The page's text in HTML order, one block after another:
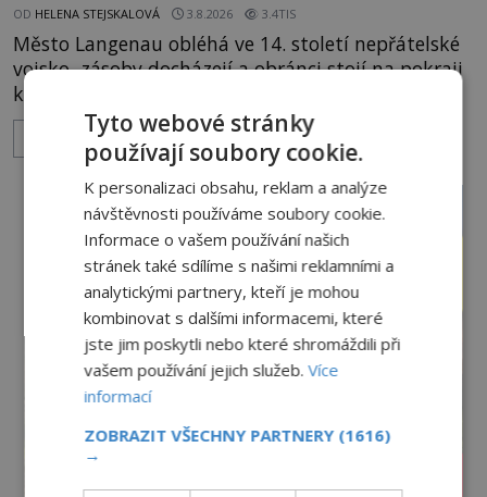
OD HELENA STEJSKALOVÁ 3.8.2026 3.4TIS
Město Langenau obléhá ve 14. století nepřátelské
vojsko, zásoby docházejí a obránci stojí na pokraji
kapitulace. Přesto nakonec zvítězí chytrost nad
hrubou silou. Podle staré německé legendy vypustí
obyvatelé za hradby dobře živeného králíka, aby
nepřítele přesvědčili, že uvnitř města je jídla stále
zásoby a každý den znamená další porci strádá
ZOBRAZIT VÍCE
Tyto webové stránky
používají soubory cookie.
K personalizaci obsahu, reklam a analýze
návštěvnosti používáme soubory cookie.
Informace o vašem používání našich
stránek také sdílíme s našimi reklamními a
analytickými partnery, kteří je mohou
kombinovat s dalšími informacemi, které
jste jim poskytli nebo které shromáždili při
vašem používání jejich služeb.Více
informací
ZOBRAZIT VŠECHNY PARTNERY (1616)
→